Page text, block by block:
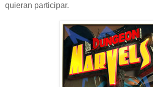
quieran participar.